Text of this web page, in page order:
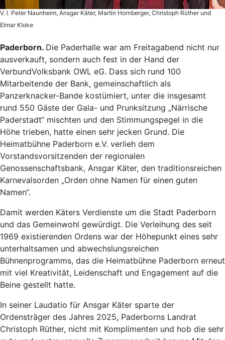
V. l. Peter Naunheim, Ansgar Käter, Martin Hornberger, Christoph Rüther und
Elmar Kloke
Paderborn. Die Paderhalle war am Freitagabend nicht nur
ausverkauft, sondern auch fest in der Hand der
VerbundVolksbank OWL eG. Dass sich rund 100
Mitarbeitende der Bank, gemeinschaftlich als
Panzerknacker-Bande kostümiert, unter die insgesamt
rund 550 Gäste der Gala- und Prunksitzung „Närrische
Paderstadt“ mischten und den Stimmungspegel in die
Höhe trieben, hatte einen sehr jecken Grund. Die
Heimatbühne Paderborn e.V. verlieh dem
Vorstandsvorsitzenden der regionalen
Genossenschaftsbank, Ansgar Käter, den traditionsreichen
Karnevalsorden „Orden ohne Namen für einen guten
Namen“.
Damit werden Käters Verdienste um die Stadt Paderborn
und das Gemeinwohl gewürdigt. Die Verleihung des seit
1969 existierenden Ordens war der Höhepunkt eines sehr
unterhaltsamen und abwechslungsreichen
Bühnenprogramms, das die Heimatbühne Paderborn erneut
mit viel Kreativität, Leidenschaft und Engagement auf die
Beine gestellt hatte.
In seiner Laudatio für Ansgar Käter sparte der
Ordensträger des Jahres 2025, Paderborns Landrat
Christoph Rüther, nicht mit Komplimenten und hob die sehr